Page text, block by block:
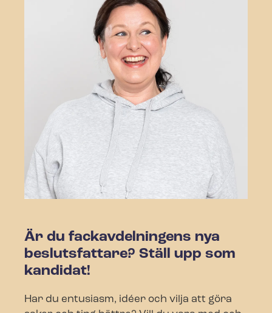
Är du fackavdelningens nya
beslutsfattare? Ställ upp som
kandidat!
Har du entusiasm, idéer och vilja att göra